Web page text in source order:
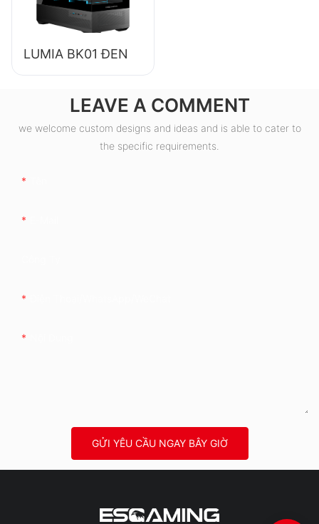
LUMIA BK01 ĐEN
LEAVE A COMMENT
we welcome custom designs and ideas and is able to cater to
the specific requirements.
GỬI YÊU CẦU NGAY BÂY GIỜ